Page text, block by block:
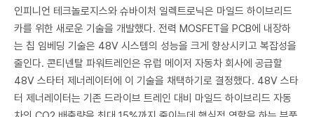
인피니언 테크놀로지스와 슈바이처 일렉트로닉은 마일드 하이브리드
카를 위한 새로운 기술을 개발했다. 전력 MOSFET을 PCB에 내장하
는 칩 임베딩 기술은 48V 시스템의 성능을 크게 향상시키고 복잡성을
줄인다. 콘티넨탈 파워트레인은 유럽 메이저 자동차 회사에 공급할
48V 스타터 제너레이터에 이 기술을 채택하기로 결정했다. 48V 스타
터 제너레이터는 기존 드라이브 트레인 대비 마일드 하이브리드 자동